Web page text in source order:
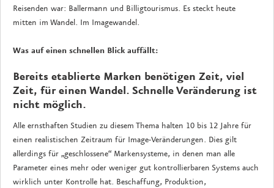
Reisenden war: Ballermann und Billigtourismus. Es steckt heute
mitten im Wandel. Im Imagewandel.
Was auf einen schnellen Blick auffällt:
Bereits etablierte Marken benötigen Zeit, viel
Zeit, für einen Wandel. Schnelle Veränderung ist
nicht möglich.
Alle ernsthaften Studien zu diesem Thema halten 10 bis 12 Jahre für
einen realistischen Zeitraum für Image-Veränderungen. Dies gilt
allerdings für „geschlossene“ Markensysteme, in denen man alle
Parameter eines mehr oder weniger gut kontrollierbaren Systems auch
wirklich unter Kontrolle hat. Beschaffung, Produktion,